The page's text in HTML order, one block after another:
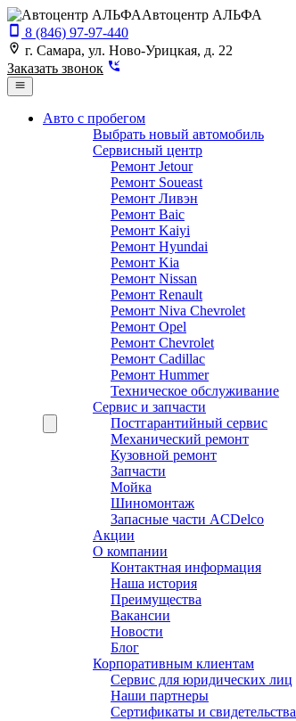
Автоцентр АЛЬФА
8 (846) 97-97-440
г. Самара, ул. Ново-Урицкая, д. 22
Заказать звонок
Авто с пробегом
Выбрать новый автомобиль
Сервисный центр
Ремонт Jetour
Ремонт Soueast
Ремонт Ливэн
Ремонт Baic
Ремонт Kaiyi
Ремонт Hyundai
Ремонт Kia
Ремонт Nissan
Ремонт Renault
Ремонт Niva Chevrolet
Ремонт Opel
Ремонт Chevrolet
Ремонт Cadillac
Ремонт Hummer
Техническое обслуживание
Сервис и запчасти
Постгарантийный сервис
Механический ремонт
Кузовной ремонт
Запчасти
Мойка
Шиномонтаж
Запасные части ACDelco
Акции
О компании
Контактная информация
Наша история
Преимущества
Вакансии
Новости
Блог
Корпоративным клиентам
Сервис для юридических лиц
Наши партнеры
Сертификаты и свидетельства